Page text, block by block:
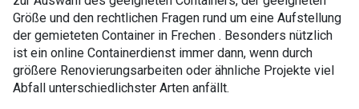
Größe und den rechtlichen Fragen rund um eine Aufstellung
der gemieteten Container in Frechen . Besonders nützlich
ist ein online Containerdienst immer dann, wenn durch
größere Renovierungsarbeiten oder ähnliche Projekte viel
Abfall unterschiedlichster Arten anfällt.